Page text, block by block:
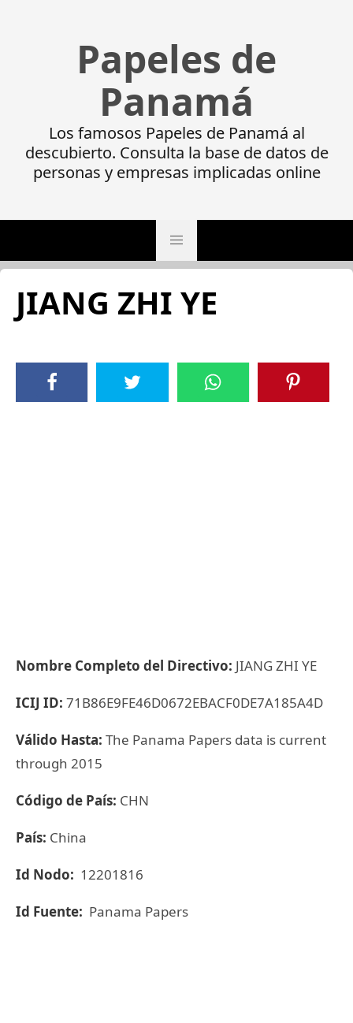
Papeles de
Panamá
Los famosos Papeles de Panamá al
descubierto. Consulta la base de datos de
personas y empresas implicadas online
JIANG ZHI YE
Nombre Completo del Directivo: JIANG ZHI YE
ICIJ ID: 71B86E9FE46D0672EBACF0DE7A185A4D
Válido Hasta: The Panama Papers data is current
through 2015
Código de País: CHN
País: China
Id Nodo: 12201816
Id Fuente: Panama Papers